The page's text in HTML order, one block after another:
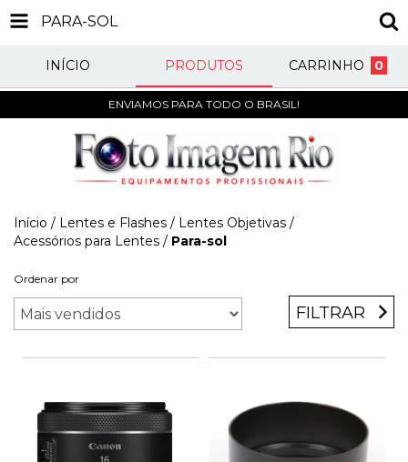
PARA-SOL
INÍCIO PRODUTOS CARRINHO 0
ENVIAMOS PARA TODO O BRASIL!
Início / Lentes e Flashes / Lentes Objetivas /
Acessórios para Lentes / Para-sol
Ordenar por
FILTRAR